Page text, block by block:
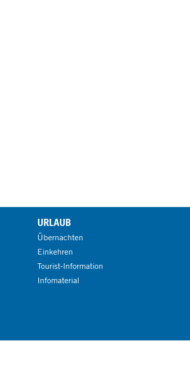
URLAUB
Übernachten
Einkehren
Tourist-Information
Infomaterial